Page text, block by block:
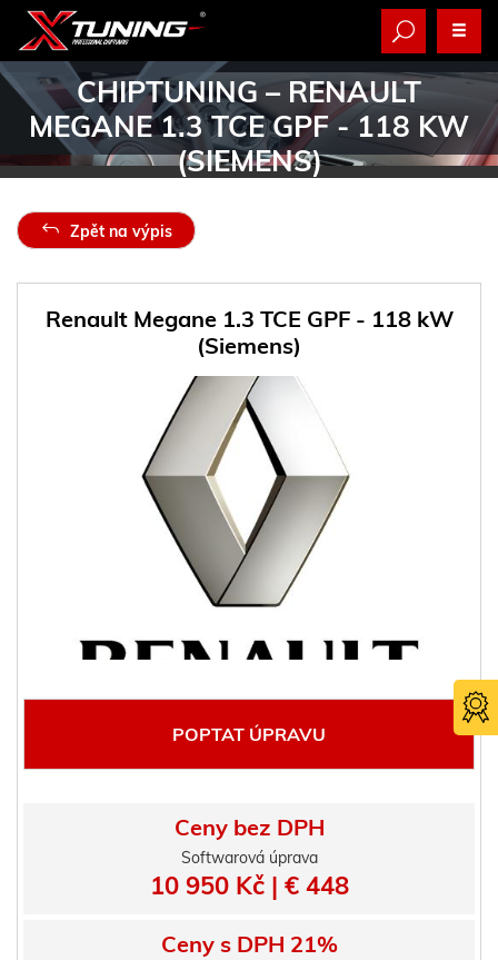
CHIPTUNING – RENAULT
MEGANE 1.3 TCE GPF - 118 KW
(SIEMENS)
Zpět na výpis
Renault Megane 1.3 TCE GPF - 118 kW
(Siemens)
POPTAT ÚPRAVU
Ceny bez DPH
Softwarová úprava
10 950 Kč | € 448
Ceny s DPH 21%